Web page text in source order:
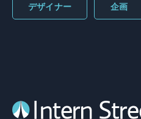
デザイナー 企画